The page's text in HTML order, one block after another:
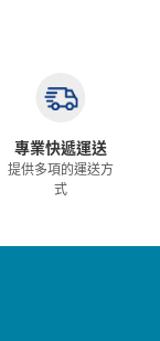
專業快遞運送
提供多項的運送方
式